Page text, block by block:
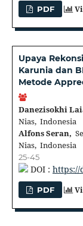
PDF
Upaya
Karunia dan
Metode
Danezisokhi
Nias, Indonesia
Alfons Seran,
Nias, Indonesia
25-45
DOI : https://
PDF